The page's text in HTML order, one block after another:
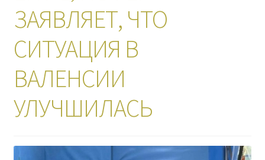
ЗАЯВЛЯЕТ, ЧТО
СИТУАЦИЯ В
ВАЛЕНСИИ
УЛУЧШИЛАСЬ